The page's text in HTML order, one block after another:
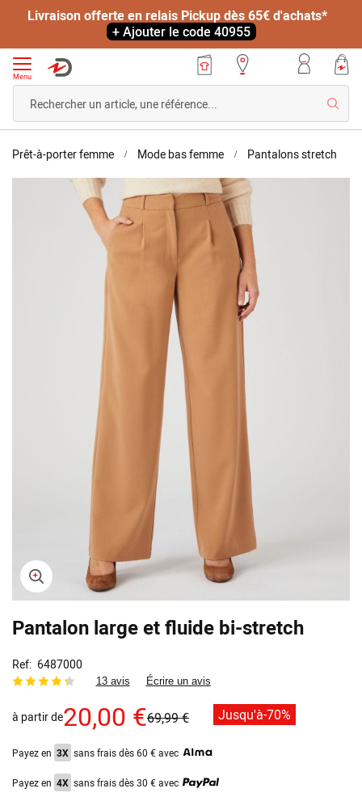
Livraison offerte en relais Pickup dès 65€ d'achats*
+ Ajouter le code 40955
Menu
Accueil
Prêt-à-porter femme Mode bas femme Pantalons stretch
to
the
beginning
of
the
gallery
Pantalon large et fluide bi-stretch
Ref 6487000
13 avis Écrire un avis
à partir de20,00 €69,99 € Jusqu'à-70%
Payez en 3X sans frais dès 60 € avec
Payez en 4X sans frais dès 30 € avec